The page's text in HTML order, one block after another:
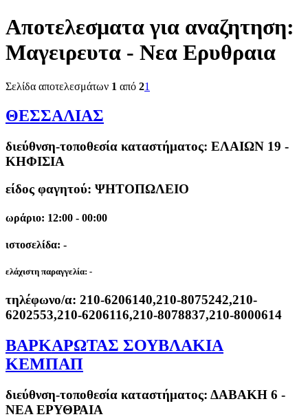
Αποτελεσματα για αναζητηση:
Μαγειρευτα - Νεα Ερυθραια
Σελίδα αποτελεσμάτων 1 από 21
ΘΕΣΣΑΛΙΑΣ
διεύθνση-τοποθεσία καταστήματος: ΕΛΑΙΩΝ 19 -
ΚΗΦΙΣΙΑ
είδος φαγητού: ΨΗΤΟΠΩΛΕΙΟ
ωράριο: 12:00 - 00:00
ιστοσελίδα: -
ελάχιστη παραγγελία: -
τηλέφωνο/α: 210-6206140,210-8075242,210-
6202553,210-6206116,210-8078837,210-8000614
ΒΑΡΚΑΡΩΤΑΣ ΣΟΥΒΛΑΚΙΑ
ΚΕΜΠΑΠ
διεύθνση-τοποθεσία καταστήματος: ΔΑΒΑΚΗ 6 -
ΝΕΑ ΕΡΥΘΡΑΙΑ